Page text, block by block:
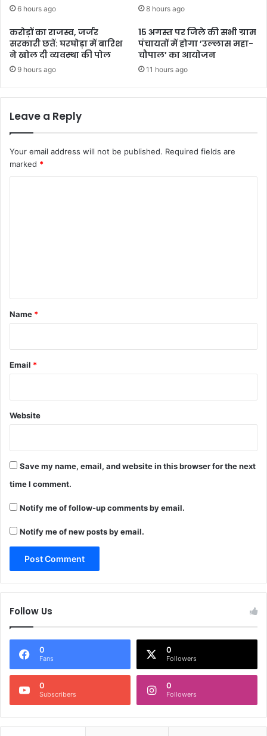
6 hours ago 8 hours ago
करोड़ों का राजस्व, जर्जर
सरकारी छतें: घरघोड़ा में बारिश
ने खोल दी व्यवस्था की पोल
9 hours ago
15 अगस्त पर जिले की सभी ग्राम
पंचायतों में होगा ’उल्लास महा-
चौपाल’ का आयोजन
11 hours ago
Leave a Reply
Your email address will not be published. Required fields are
marked *
*
Name *
Email *
Website
Save my name, email, and website in this browser for the next
time I comment.
Notify me of follow-up comments by email.
Notify me of new posts by email.
Follow Us
0
Fans
0
Followers
0
Subscribers
0
Followers